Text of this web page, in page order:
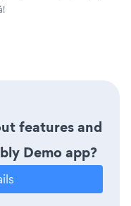
features and
Demo app?